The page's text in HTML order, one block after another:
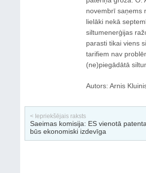
novembrī saņems
lielāki nekā
siltumenerģijas
parasti tikai viens
tarifiem nav
(ne)piegādātā
Autors: Arnis
< Iepriekšējais raksts
Saeimas komisija: ES vienotā
būs ekonomiski izdevīga